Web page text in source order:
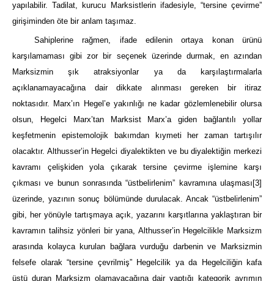
yapılabilir. Tadilat, kurucu Marksistlerin ifadesiyle, “tersine çevirme”
girişiminden öte bir anlam taşımaz.
Sahiplerine rağmen, ifade edilenin ortaya konan ürünü
karşılamaması gibi zor bir seçenek üzerinde durmak, en azından
Marksizmin şık atraksiyonlar ya da karşılaştırmalarla
açıklanamayacağına dair dikkate alınması gereken bir itiraz
noktasıdır. Marx’ın Hegel’e yakınlığı ne kadar gözlemlenebilir olursa
olsun, Hegelci Marx’tan Marksist Marx’a giden bağlantılı yollar
keşfetmenin epistemolojik bakımdan kıymeti her zaman tartışılır
olacaktır. Althusser’in Hegelci diyalektikten ve bu diyalektiğin merkezi
kavramı çelişkiden yola çıkarak tersine çevirme işlemine karşı
çıkması ve bunun sonrasında “üstbelirlenim” kavramına ulaşması [3]
üzerinde, yazının sonuç bölümünde durulacak. Ancak “üstbelirlenim”
gibi, her yönüyle tartışmaya açık, yazarını karşıtlarına yaklaştıran bir
kavramın talihsiz yönleri bir yana, Althusser’in Hegelcilikle Marksizm
arasında kolayca kurulan bağlara vurduğu darbenin ve Marksizmin
felsefe olarak “tersine çevrilmiş” Hegelcilik ya da Hegelciliğin kafa
üstü duran Marksizm olamayacağına dair yaptığı kategorik ayrımın